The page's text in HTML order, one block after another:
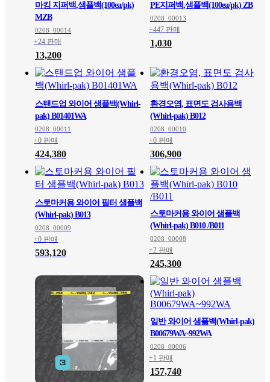
마킹 지퍼백,샘플백(100ea/pk)
MZB
0208_00014
+24 판매
13,200
PE지퍼백,샘플백(100ea/pk) ZB
0208_00013
+447 판매
1,030
스탠드업 와이어 샘플백(Whirl-
pak) B01401WA
0208_00011
+0 판매
424,380
환경오염, 표면도 검사용백
(Whirl-pak) B012
0208_00010
+0 판매
306,900
스토마커용 와이어 필터 샘플백
(Whirl-pak) B013
0208_00009
+0 판매
593,120
스토마커용 와이어 샘플백
(Whirl-pak) B010 /B011
0208_00008
+2 판매
245,300
일반 와이어 샘플백(Whirl-pak)
B00679WA~992WA
0208_00006
+1 판매
157,740